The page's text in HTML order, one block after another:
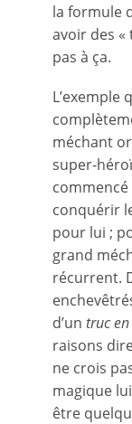
la formule
avoir des
pas à ça.
L’exemple
méchant
super-
conquérir
pour lui ;
grand
récurrent.
d’un truc
raisons
ne crois
magique
être